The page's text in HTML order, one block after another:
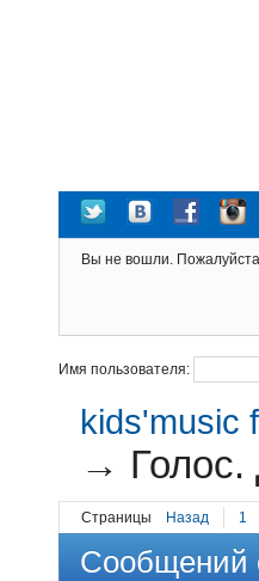
Вы не вошли.
Имя пользователя:
kids'music
→ Голос.
Страницы Назад 1
Сообщений